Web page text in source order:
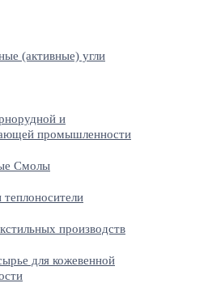
(активные) угли
и
промышленности
Смолы
производств
для кожевенной